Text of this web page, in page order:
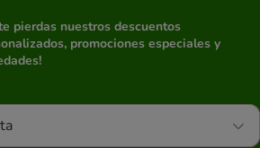
te pierdas nuestros descuentos
promociones especiales y